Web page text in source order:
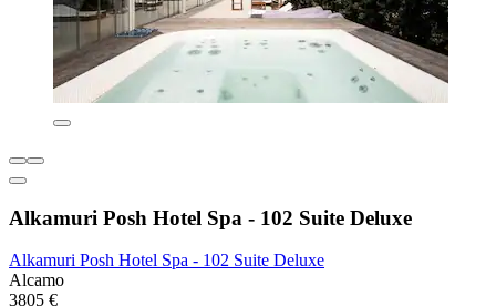
Alkamuri Posh Hotel Spa - 102 Suite Deluxe
Alkamuri Posh Hotel Spa - 102 Suite Deluxe
Alcamo
3805 €